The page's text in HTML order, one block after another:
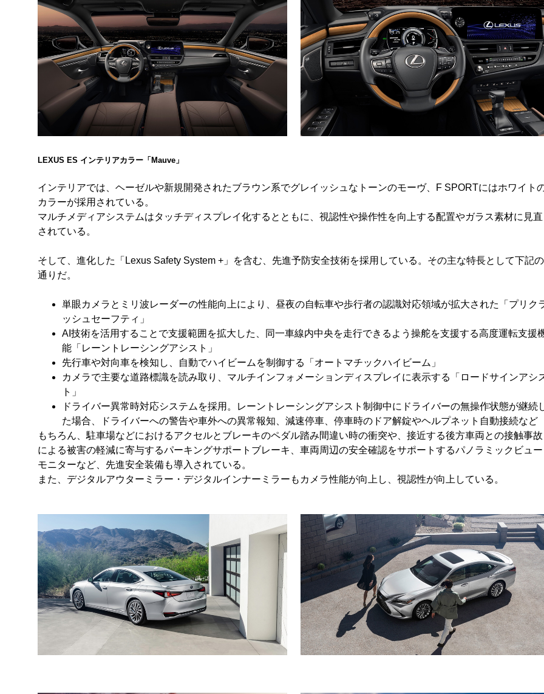
LEXUS ES インテリアカラー「Mauve」
インテリアでは、ヘーゼルや新規開発されたブラウン系でグレイッシュなトーンのモーヴ、F SPORTにはホワイト
カラーが採用されている。
マルチメディアシステムはタッチディスプレイ化するとともに、視認性や操作性を向上する配置やガラス素材に見直
されている。
そして、進化した「Lexus Safety System +」を含む、先進予防安全技術を採用している。その主な特長として下記の
通りだ。
単眼カメラとミリ波レーダーの性能向上により、昼夜の自転車や歩行者の認識対応領域が拡大された「プリク
ッシュセーフティ」
AI技術を活用することで支援範囲を拡大した、同一車線内中央を走行できるよう操舵を支援する高度運転支援
能「レーントレーシングアシスト」
先行車や対向車を検知し、自動でハイビームを制御する「オートマチックハイビーム」
カメラで主要な道路標識を読み取り、マルチインフォメーションディスプレイに表示する「ロードサインアシ
ト」
ドライバー異常時対応システムを採用。レーントレーシングアシスト制御中にドライバーの無操作状態が継続
た場合、ドライバーへの警告や車外への異常報知、減速停車、停車時のドア解錠やヘルプネット自動接続など
もちろん、駐車場などにおけるアクセルとブレーキのペダル踏み間違い時の衝突や、接近する後方車両との接触事故
による被害の軽減に寄与するパーキングサポートブレーキ、車両周辺の安全確認をサポートするパノラミックビュー
モニターなど、先進安全装備も導入されている。
また、デジタルアウターミラー・デジタルインナーミラーもカメラ性能が向上し、視認性が向上している。